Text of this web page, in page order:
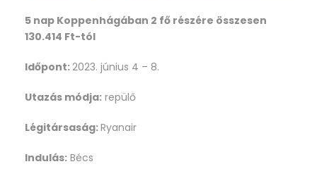
5 nap Koppenhágában 2 fő részére összesen
130.414 Ft-tól
Időpont:2023. június 4 – 8.
Utazás módja: repülő
Légitársaság:Ryanair
Indulás: Bécs